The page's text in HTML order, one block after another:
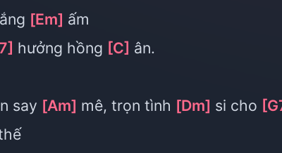
[Em] ấm
hưởng hồng [C] ân.
say [Am] mê, trọn tình [Dm] si cho